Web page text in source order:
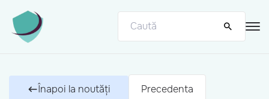
Înapoi la noutăți Precedenta